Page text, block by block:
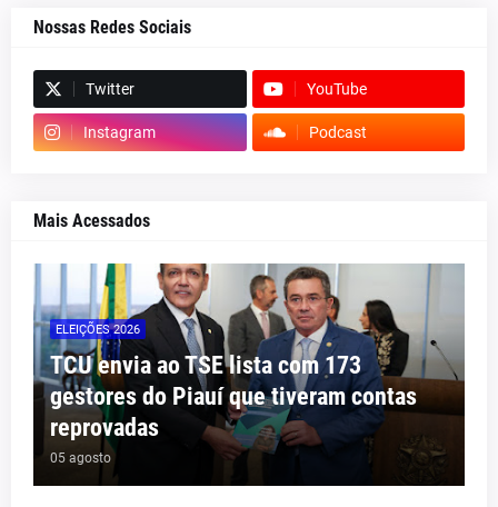
Nossas Redes Sociais
Twitter YouTube
Instagram Podcast
Mais Acessados
ELEIÇÕES 2026
TCU envia ao TSE lista com 173
gestores do Piauí que tiveram contas
reprovadas
05 agosto